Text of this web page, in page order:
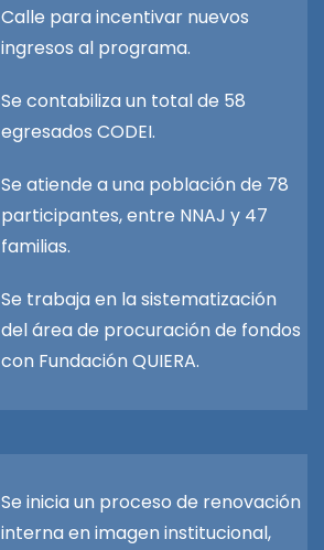
Calle para incentivar nuevos
ingresos al programa.
Se contabiliza un total de 58
egresados CODEI.
Se atiende a una población de 78
participantes, entre NNAJ y 47
familias.
Se trabaja en la sistematización
del área de procuración de fondos
con Fundación QUIERA.
Se inicia un proceso de renovación
interna en imagen institucional,